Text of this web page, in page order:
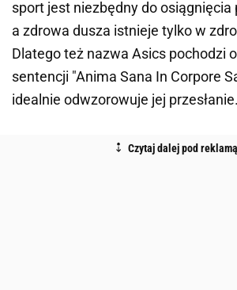
sport jest niezbędny do osiągnięcia
a zdrowa dusza istnieje tylko w
Dlatego też nazwa Asics pochodzi
sentencji "Anima Sana In Corpore
idealnie odwzorowuje jej przesłanie.